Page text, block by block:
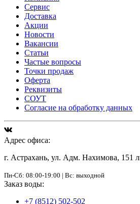
Сервис
Доставка
Акции
Новости
Вакансии
Статьи
Частые вопросы
Точки продаж
Оферта
Реквизиты
СОУТ
Согласие на обработку данных
Адрес офиса:
г. Астрахань, ул. Адм. Нахимова, 151
Пн-Сб: 08:00-19:00 | Вс: выходной
Заказ воды:
+7 (8512) 502-502